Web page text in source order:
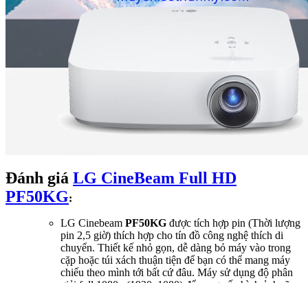
Đánh giá LG CineBeam Full HD
PF50KG:
LG Cinebeam PF50KG được tích hợp pin (Thời lượng
pin 2,5 giờ) thích hợp cho tín đồ công nghệ thích di
chuyển. Thiết kế nhỏ gọn, dễ dàng bỏ máy vào trong
cặp hoặc túi xách thuận tiện để bạn có thể mang máy
chiếu theo mình tới bất cứ đâu. Máy sử dụng độ phân